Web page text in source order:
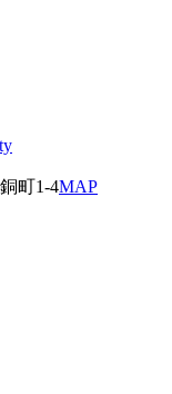
町1-4MAP